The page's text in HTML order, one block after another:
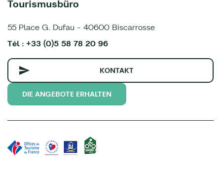
Tourismusbüro
55 Place G. Dufau - 40600 Biscarrosse
Tél : +33 (0)5 58 78 20 96
KONTAKT
DIE ANGEBOTE ERHALTEN